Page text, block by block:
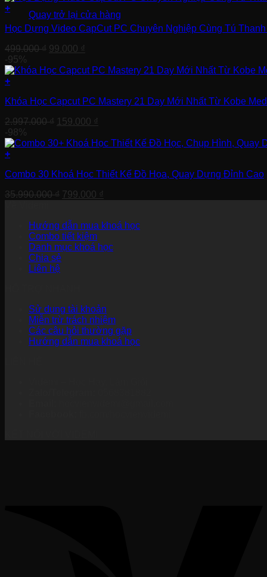
Quay trở lại cửa hàng
+
Học Dựng Video CapCut PC Chuyên Nghiệp Cùng Tú
499.000₫ Giá
là:
99.000 ₫
tại
-95%
+
Khóa Học Capcut PC Mastery 21 Day Mới Nhất Từ Kobe
2.997.000₫ Giá
là:
159.000 ₫
tại
-98%
+
Combo 30 Khoá Học Thiết Kế Đồ Họa, Quay Dựng Đỉnh Cao
35.990.000₫ Giá
35.990.000 ₫.
799.000 ₫
là:
Hướng dẫn mua khoá học
Combo tiết kiệm
Danh mục khoá học
Chia sẻ
Liên hệ
Sử dụng tài khoản
Miễn trừ trách nhiệm
Các câu hỏi thường gặp
Hướng dẫn mua khoá học